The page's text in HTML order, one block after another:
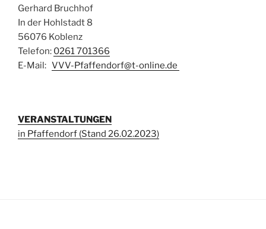
Gerhard Bruchhof
In der Hohlstadt 8
56076 Koblenz
Telefon: 0261 701366
E-Mail: VVV-Pfaffendorf@t-online.de
VERANSTALTUNGEN
in Pfaffendorf (Stand 26.02.2023)